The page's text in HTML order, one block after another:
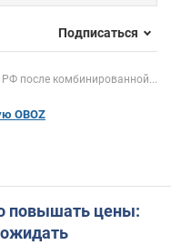
Подписаться
РФ после комбинированной...
OBOZ
повышать цены:
ожидать